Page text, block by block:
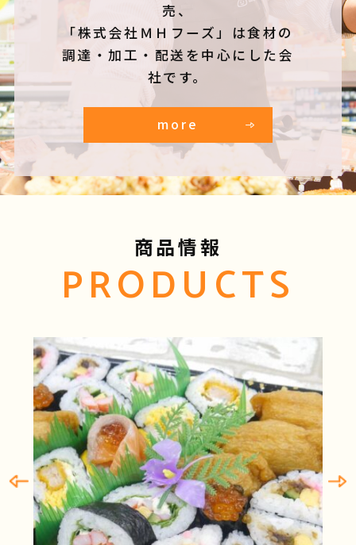
売、
「株式会社ＭＨフーズ」は食材の
調達・加工・配送を中心にした会
社です。
more
商品情報
PRODUCTS